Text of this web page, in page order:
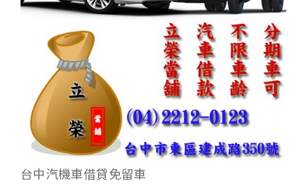
台中汽機車借貸免留車